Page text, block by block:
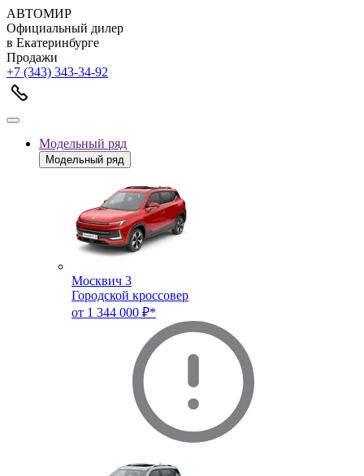
АВТОМИР
Официальный дилер
в Екатеринбурге
Продажи
+7 (343) 343-34-92
Модельный ряд
Модельный ряд
Москвич 3
Городской кроссовер
от 1 344 000 ₽*